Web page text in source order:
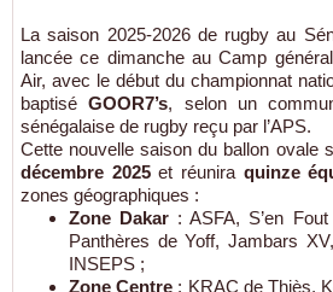
La saison 2025-2026 de rugby au
lancée ce dimanche au Camp
Air, avec le début du championnat
baptiséGOOR7’s, selon un
sénégalaise de rugby reçu par l’APS.
Cette nouvelle saison du ballon ovale
décembre 2025et réunira quinze
zones géographiques :
Zone Dakar : ASFA, S’en
Panthères de Yoff, Jambars
INSEPS ;
Zone Centre : KRAC de Thiès,